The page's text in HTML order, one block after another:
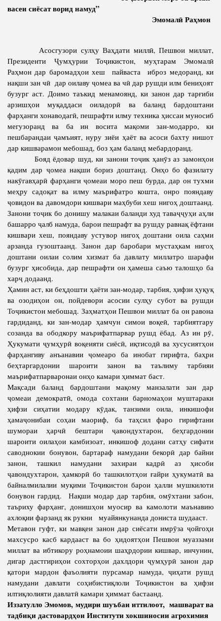
Competency
Articles
PRESIDENT OF THE REPUBLIC OF TAJIKISTAN
Struture of the Institute
History of Directors
васеи сиёсат ворид намуд”
Эмомалӣ Раҳмон
Асосгузори сулҳу Ваҳдати миллӣ, Пешвои миллат,
Президенти Ҷумҳурии Тоҷикистон, муҳтарам Эмомалӣ
Раҳмон дар баромадҳои хеш пайваста иброз медоранд, ки
нақши зан чӣ дар оилаву ҷомеа ва чӣ дар рушди илм бениҳоят
бузург аст. Доимо таъкид менамоянд, ки занон дар тарғиби
арзишҳои муқаддаси оиладорӣ ва баланд бардоштани
фарҳанги хонаводагӣ, пешрафти илму техника ҳиссаи муносиб
мегузоранд ва ба ин восита мақоми зан-модарро, ки
пешбарандаи ҷамъият, нуру зиёи ҳаёт ва асоси бахту нишот
дар кишварамон мебошад, боз ҳам баланд мебардоранд.
Бояд ёдовар шуд, ки занони тоҷик ҳанӯз аз замонҳои
қадим дар ҷомеа нақши бориз доштанд. Онҳо бо фазилату
накӯгавҳарӣ фарҳанги ҷомеаи моро пеш бурда, дар он тухми
меҳру садоқат ва илму маърифатро кошта, онро пояндаву
ҷовидон ва давомдори кишвари маҳбуби хеш нигоҳ доштаанд.
Занони тоҷик бо донишу малакаи баланди худ таваҷҷуҳи аҳли
башарро ҷалб намуда, барои пешрафт ва рушду равнақ ёфтани
кишвари хеш, пояндаву устувор нигоҳ доштани оила саҳми
арзанда гузоштаанд. Занон дар баробари мустаҳкам нигоҳ
доштани оилаи солим хизмат ба давлату миллатро шарафи
бузург ҳисобида, дар пешрафти он ҳамеша саъю талошҳо ба
харҷ додаанд.
Ҳамин аст, ки беҳдошти ҳаёти зан-модар, тарбия, ҳифзи ҳуқуқ
ва озодиҳои он, пойдевори асосии сулҳу субот ва рушди
Тоҷикистон мебошад. Заҳматҳои Пешвои миллат ба он равона
гардиданд, ки зан-модар ҳамчун симои воқеӣ, тарбиятгару
созанда ва ободкору маърифатпарвар рушд ёбад. Аз ин рӯ,
Ҳукумати ҷумҳурӣ воқеияти сиёсӣ, иқтисодӣ ва хусусиятҳои
фарҳангиву анъанавии ҷомеаро ба инобат гирифта, баҳри
беҳтаргардонии шароити занон ва таълиму тарбияи
маърифатпарваронаи онҳо камари ҳиммат баст.
Мақсади баланд бардоштани мақому манзалати зан дар
ҷомеаи демократӣ, омода сохтани барномаҳои муштараки
ҳифзи сиҳатии модару кӯдак, танзими оила, инкишофи
ҳамаҷонибаи соҳаи маориф, ба таҳсил фаро гирифтани
шумораи ҳарчӣ бештари ҷавондухтарон, беҳгардонии
шароити оилаҳои камбизоат, инкишоф додани сатҳу сифати
саводнокии бонувон, бартараф намудани бекорӣ дар байни
занон, ташкил намудани захираи кадрӣ аз ҳисоби
ҷавондухтарон, ҳамкорӣ бо ташкилотҳои ғайри ҳукуматӣ ва
байналмилалии муқими Тоҷикистон барои ҳалли мушкилоти
бонувон гардид. Нақши модар дар тарбия, омӯхтани забон,
таъриху фарҳанг, донишҳои муосир ва камолоти маънавию
ахлоқии фарзанд як рукни муайянкунанда дониста шудааст.
Метавон гуфт, ки мавқеи занон дар сиёсати имрӯза ҷойгоҳи
махсусро касб кардааст ва бо ҳидоятҳои Пешвои муаззами
миллат ва ибтикору роҳнамоии шаҳрдории кишвар, инчунин,
дигар дастгириҳои сохторҳои дахлдори ҷумҳурӣ занон дар
қатори мардон фаъолияти пурсамар намуда, ҷиҳати рушд
намудани давлати соҳибистиқлоли Тоҷикистон ва ҳифзи
илтиқлолияти давлатӣ камари ҳиммат бастаанд.
Иззатулло Эмомов, мудири шуъбаи иттилоот, машварат ва
тадбиқи дастовардҳои Институти хокшиносии агрохимия